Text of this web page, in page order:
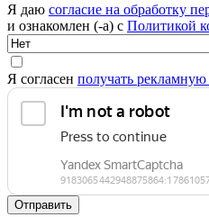
Я даю согласие на обработку
и ознакомлен (-а) с Политикой
Я согласен получать рекламную